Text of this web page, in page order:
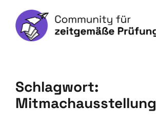
Schlagwort:
Mitmachausstellung